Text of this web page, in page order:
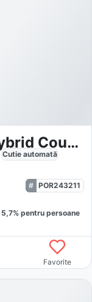
Porsche Cayenne S E-Hybrid Coupe Black Edition
Cutie automată
POR243211
5,7% pentru persoane
Favorite